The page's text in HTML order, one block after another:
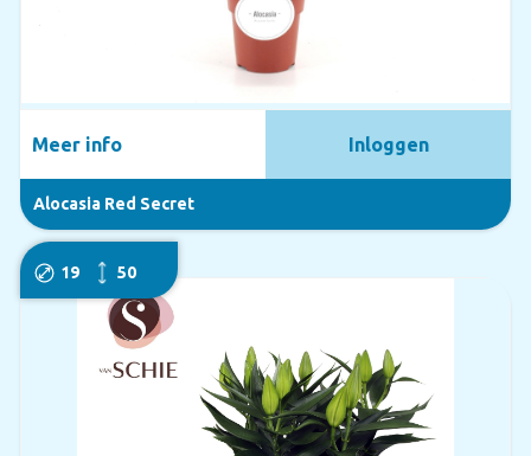
Alocasia Red Secret
Meer info Inloggen
19 50